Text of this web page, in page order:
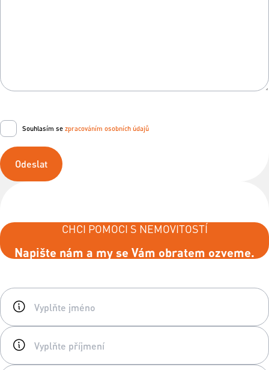
Souhlasím se zpracováním osobních údajů
Odeslat
CHCI POMOCI S NEMOVITOSTÍ
Napište nám a my se Vám obratem ozveme.